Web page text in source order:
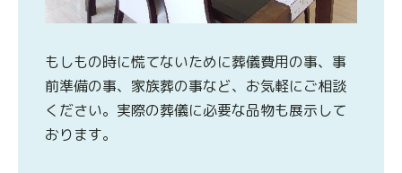
もしもの時に慌てないために葬儀費用の事、事
前準備の事、家族葬の事など、お気軽にご相談
ください。実際の葬儀に必要な品物も展示して
おります。